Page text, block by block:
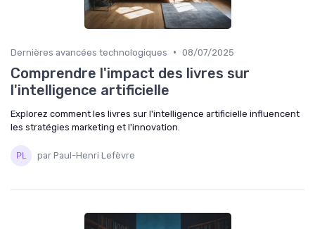
Dernières avancées technologiques • 08/07/2025
Comprendre l'impact des livres sur
l'intelligence artificielle
Explorez comment les livres sur l'intelligence artificielle influencent
les stratégies marketing et l'innovation.
par Paul-Henri Lefèvre